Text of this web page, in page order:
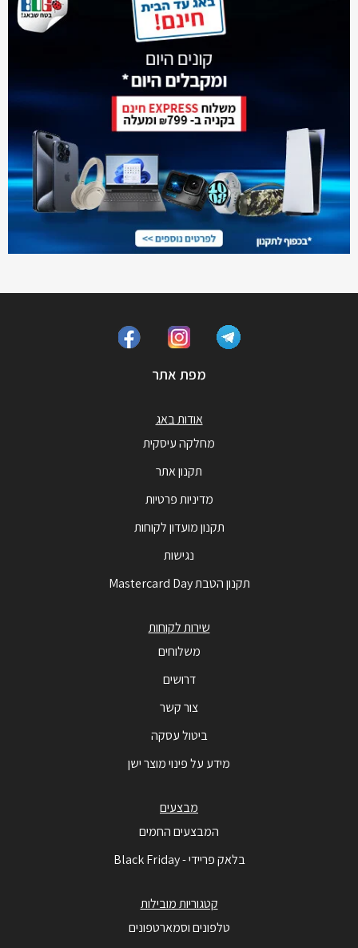
מפת אתר
אודות באג
מחלקה עיסקית
תקנון אתר
מדיניות פרטיות
תקנון מועדון לקוחות
נגישות
תקנון הטבת Mastercard Day
שירות לקוחות
משלוחים
דרושים
צור קשר
ביטול עסקה
מידע על פינוי מוצר ישן
מבצעים
המבצעים החמים
בלאק פריידי - Black Friday
קטגוריות מובילות
טלפונים וסמארטפונים